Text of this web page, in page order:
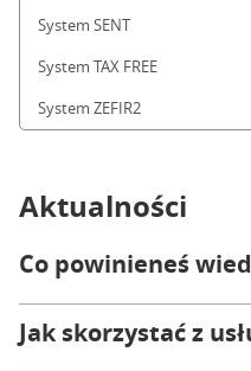
System SENT
System TAX FREE
System ZEFIR2
Aktualności
Co powinieneś
Jak skorzystać z